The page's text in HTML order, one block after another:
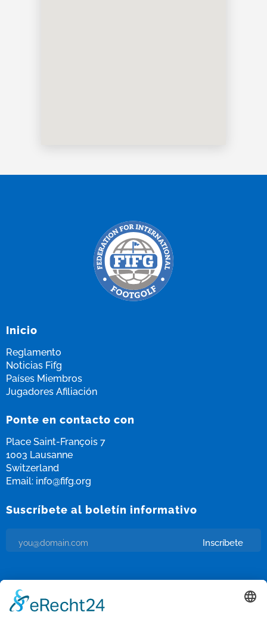
Inicio
Reglamento
Noticias Fifg
Países Miembros
Jugadores Afiliación
Ponte en contacto con
Place Saint-François 7
1003 Lausanne
Switzerland
Email: info@fifg.org
Suscríbete al boletín informativo
seguimiento de esa actividad para mejorar mi experiencia.
Inscríbete